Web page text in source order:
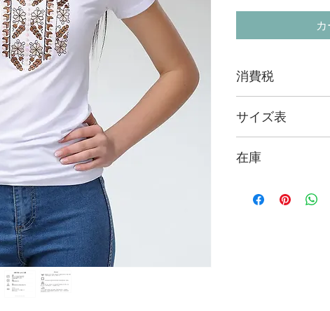
消費税
サイズ表
お選びください。
ナサ
在庫